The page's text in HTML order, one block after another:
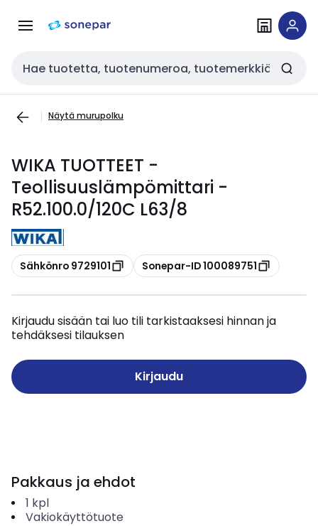
navigointiinsisältöön
Haku
Näytä murupolku
WIKA TUOTTEET -
Teollisuuslämpömittari -
R52.100.0/120C L63/8
Kopioi
Sähkönro 9729101 Kopioi
Sonepar-ID 100089751
Kirjaudu sisään tai luo tili tarkistaaksesi hinnan ja
tehdäksesi tilauksen
Kirjaudu
Pakkaus ja ehdot
1 kpl
Vakiokäyttötuote